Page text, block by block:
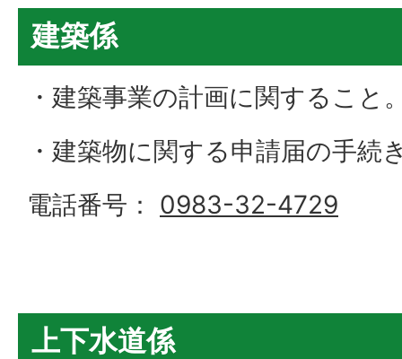
建築係
・建築事業の計画に関すること
・建築物に関する申請届の手続
電話番号： 0983-32-4729
上下水道係